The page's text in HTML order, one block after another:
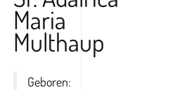
Maria
Multhaup
Geboren: